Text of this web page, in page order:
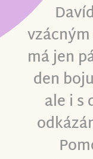
má jen
den
ale i s